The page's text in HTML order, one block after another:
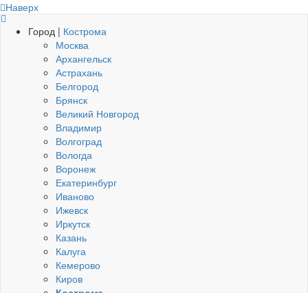
Наверх
Город | Кострома
Москва
Архангельск
Астрахань
Белгород
Брянск
Великий Новгород
Владимир
Волгоград
Вологда
Воронеж
Екатеринбург
Иваново
Ижевск
Иркутск
Казань
Калуга
Кемерово
Киров